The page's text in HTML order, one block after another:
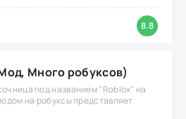
8.8
Много робуксов)
под названием "Roblox" на
на робуксы представляет